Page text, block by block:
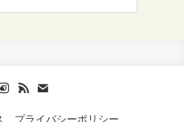
プライバシーポリシー